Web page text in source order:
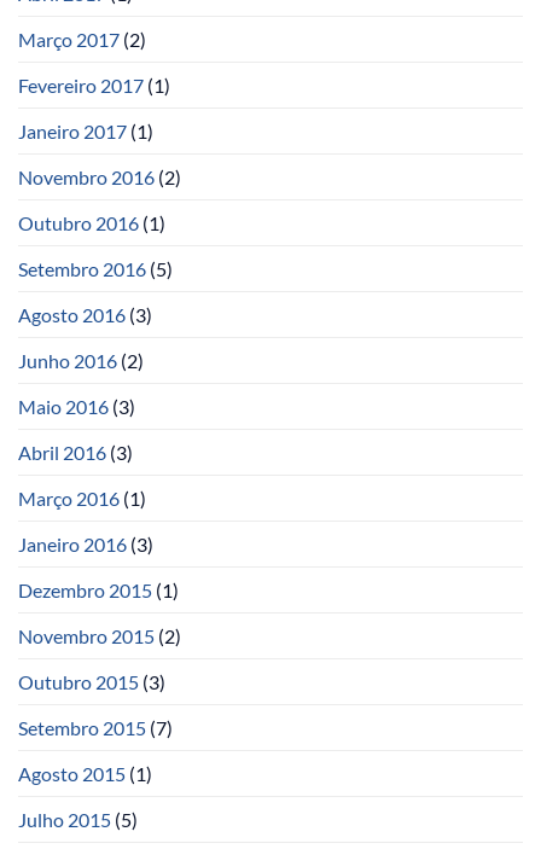
Março 2017 (2)
Fevereiro 2017 (1)
Janeiro 2017 (1)
Novembro 2016 (2)
Outubro 2016 (1)
Setembro 2016 (5)
Agosto 2016 (3)
Junho 2016 (2)
Maio 2016 (3)
Abril 2016 (3)
Março 2016 (1)
Janeiro 2016 (3)
Dezembro 2015 (1)
Novembro 2015 (2)
Outubro 2015 (3)
Setembro 2015 (7)
Agosto 2015 (1)
Julho 2015 (5)